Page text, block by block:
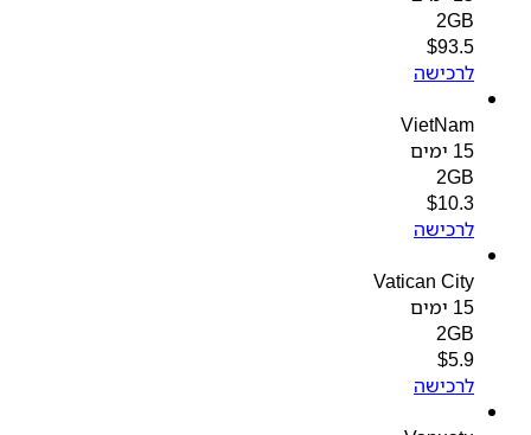
2GB
$93.5
לרכישה
VietNam
2GB
$10.3
לרכישה
Vatican City
2GB
$
לרכישה